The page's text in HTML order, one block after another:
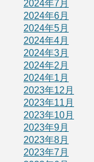
2024年7月
2024年6月
2024年5月
2024年4月
2024年3月
2024年2月
2024年1月
2023年12月
2023年11月
2023年10月
2023年9月
2023年8月
2023年7月